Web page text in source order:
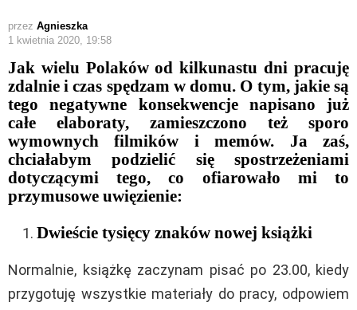
przez Agnieszka
1 kwietnia 2020, 19:58
Jak wielu Polaków od kilkunastu dni pracuję
zdalnie i czas spędzam w domu. O tym, jakie są
tego negatywne konsekwencje napisano już
całe elaboraty, zamieszczono też sporo
wymownych filmików i memów. Ja zaś,
chciałabym podzielić się spostrzeżeniami
dotyczącymi tego, co ofiarowało mi to
przymusowe uwięzienie:
Dwieście tysięcy znaków nowej książki
Normalnie, książkę zaczynam pisać po 23.00, kiedy
przygotuję wszystkie materiały do pracy, odpowiem